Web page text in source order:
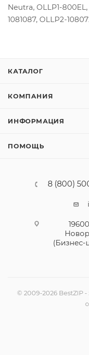
Neutra, OLLP1-800EL,
1081087, OLLP2-
КАТАЛОГ
КОМПАНИЯ
ИНФОРМАЦИЯ
ПОМОЩЬ
8 (800)
(Бизнес-
© 2009-2026 BestZIP